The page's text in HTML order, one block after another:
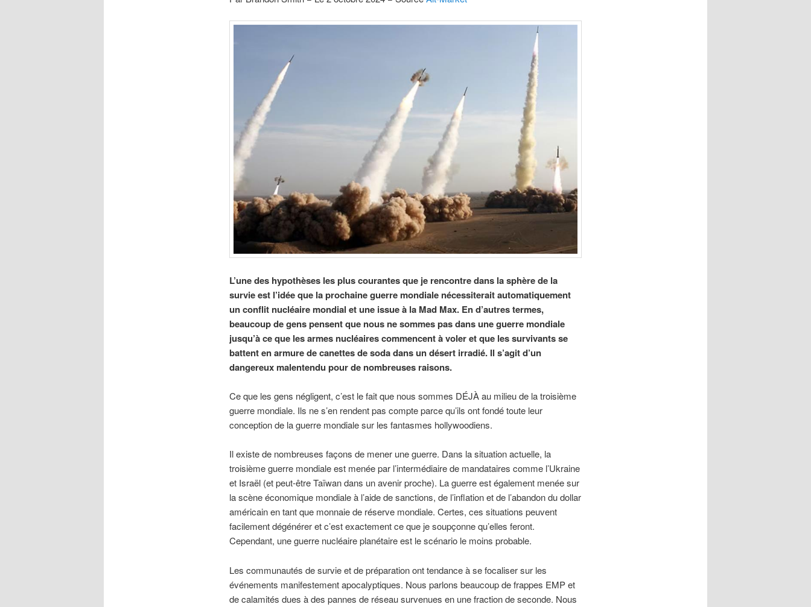
L’une des hypothèses les plus courantes que je rencontre dans la sphère de la
survie est l’idée que la prochaine guerre mondiale nécessiterait automatiquement
un conflit nucléaire mondial et une issue à la Mad Max. En d’autres termes,
beaucoup de gens pensent que nous ne sommes pas dans une guerre mondiale
jusqu’à ce que les armes nucléaires commencent à voler et que les survivants se
battent en armure de canettes de soda dans un désert irradié. Il s’agit d’un
dangereux malentendu pour de nombreuses raisons.
Ce que les gens négligent, c’est le fait que nous sommes DÉJÀ au milieu de la troisième
guerre mondiale. Ils ne s’en rendent pas compte parce qu’ils ont fondé toute leur
conception de la guerre mondiale sur les fantasmes hollywoodiens.
Il existe de nombreuses façons de mener une guerre. Dans la situation actuelle, la
troisième guerre mondiale est menée par l’intermédiaire de mandataires comme l’Ukraine
et Israël (et peut-être Taïwan dans un avenir proche). La guerre est également menée sur
la scène économique mondiale à l’aide de sanctions, de l’inflation et de l’abandon du dollar
américain en tant que monnaie de réserve mondiale. Certes, ces situations peuvent
facilement dégénérer et c’est exactement ce que je soupçonne qu’elles feront.
Cependant, une guerre nucléaire planétaire est le scénario le moins probable.
Les communautés de survie et de préparation ont tendance à se focaliser sur les
événements manifestement apocalyptiques. Nous parlons beaucoup de frappes EMP et
de calamités dues à des pannes de réseau survenues en une fraction de seconde. Nous